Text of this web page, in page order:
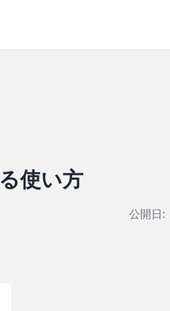
使い方
公開日: